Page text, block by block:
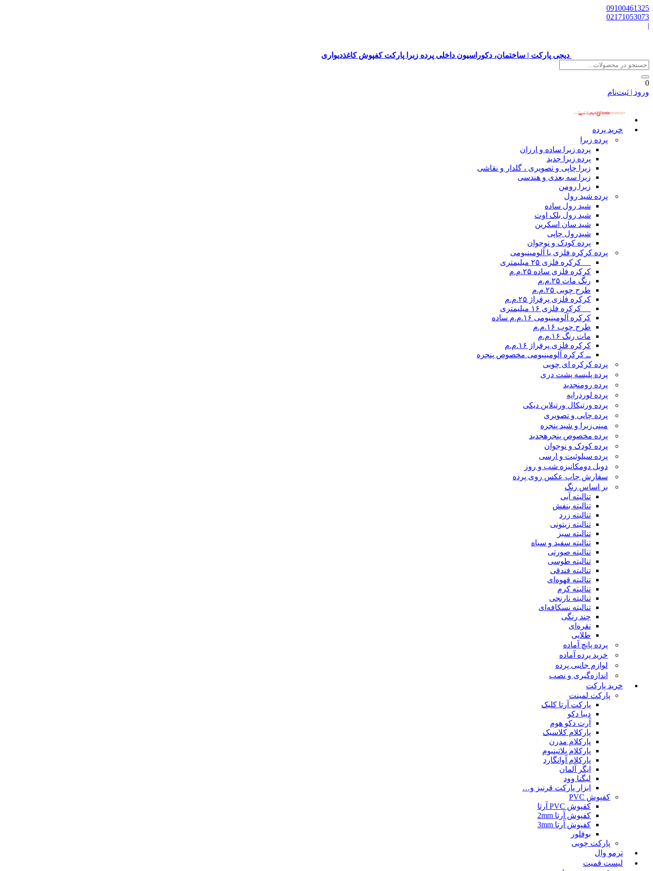
09100461325
02171053073
|
دیجی پارکت | ساختمان، دکوراسیون داخلی پرده زبرا پارکت کفپوش کاغذدیواری
0
ورود | ثبت‌نام
خرید پرده
پرده زبرا
پرده زبرا ساده و ارزان
پرده زبرا جدید
زبرا چاپی و تصویری ، گلدار و نقاشی
زبرا سه بعدی و هندسی
زبرا رومن
پرده شید رول
شید رول ساده
شید رول بلک اوت
شید سان اسکرین
شیدرول چاپی
پرده کودک و نوجوان
پرده کرکره فلزی یا آلومینیومی
__ کرکره فلزی ۲۵ میلیمتری
کرکره فلزی ساده ۲۵.م.م
رنگ مات ۲۵.م.م
طرح چوبی ۲۵.م.م
کرکره فلزی پرفراژ ۲۵.م.م
__ کرکره فلزی ۱۶ میلیمتری
کرکره آلومینیومی ۱۶.م.م ساده
طرح چوب ۱۶.م.م
مات رنگ ۱۶.م.م
کرکره فلزی پرفراژ ۱۶.م.م
ــ کرکره آلومینیومی مخصوص پنجره
پرده کرکره ای چوبی
پرده پلیسه پشت دری
پرده رومنجدید
پرده لوردراپه
پرده ورتیکال ورتیلاین دیکی
پرده چاپی و تصویری
مینی‌زبرا و شید پنجره
پرده مخصوص پنجرهجدید
پرده کودک و نوجوان
پرده سیلوئیت و ارسی
دوبل دومکانیزه شب و روز
سفارش چاپ عکس روی پرده
بر اساس رنگ
تنالیته آبی
تنالیته بنفش
تنالیته زرد
تنالیته زیتونی
تنالیته سبز
تنالیته سفید و سیاه
تنالیته صورتی
تنالیته طوسی
تنالیته فندقی
تنالیته قهوه‌ای
تنالیته کرم
تنالیته نارنجی
تنالیته نسکافه‌ای
چند رنگی
نقره‌ای
طلایی
پرده پانچ آماده
خرید پرده آماده
لوازم جانبی پرده
اندازه‌گیری و نصب
خرید پارکت
پارکت لمینت
پارکت آرتا کلیک
دیبا دکو
آرت دکو هوم
پارکلام کلاسیک
پارکلام مدرن
پارکلام پلاتینیوم
پارکلام آوانگارد
ایگر آلمان
لیگنا وود
ابزار پارکت قرنیز و…
کفپوش PVC
کفپوش PVC آرتا
کفپوش آرتا 2mm
کفپوش آرتا 3mm
بوفلور
پارکت چوبی
ترمو وال
لیست قمیت